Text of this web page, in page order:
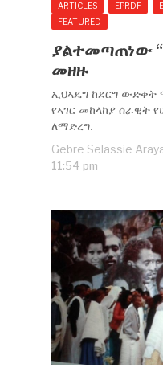
ARTICLES EPRDF
FEATURED
ያልተመጣጠነው
መዘዙ
ኢህኣዴግ ከደርግ ውድቀት
የኣገር መከላከያ ሰራዊት
ለማድረግ.
Gebre Selassie
11:54 pm